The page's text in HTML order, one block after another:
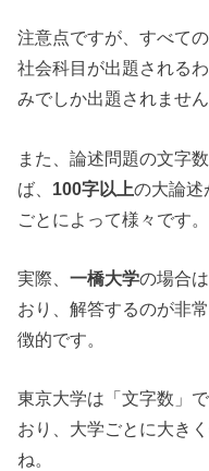
注意点ですが、すべて
社会科目が出題される
みでしか出題されません
また、論述問題の文字
ば、 100字以上の大論述
ごとによって様々です。
実際、一橋大学の場合
おり、解答するのが非
徴的です。
東京大学は「文字数」で
おり、大学ごとに大き
ね。